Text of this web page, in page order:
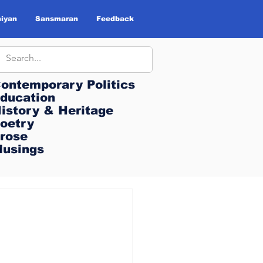
Sansmaran Feedback
Politics
& Heritage
Politics
& Heritage